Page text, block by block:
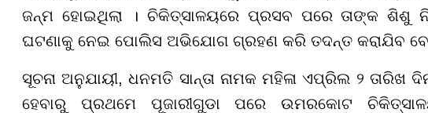
ଜନ୍ମ ହୋଇଥିଲା । ଚିକିତ୍ସାଳୟରେ ପ୍ରସବ ପରେ ତାଙ୍କ
ଘଟଣାକୁ ନେଇ ପୋଲିସ ଅଭିଯୋଗ ଗ୍ରହଣ କରି ତଦନ୍ତ କରାଯିବ
ସୂଚନା ଅନୁଯାୟୀ, ଧନମତି ସାନ୍ତା ନାମକ ମହିଳା ଏପ୍ରିଲ ୨ ତାରିଖ
ହେବାରୁ ପ୍ରଥମେ ପୂଜାରୀଗୁଡା ପରେ ଉମରକୋଟ